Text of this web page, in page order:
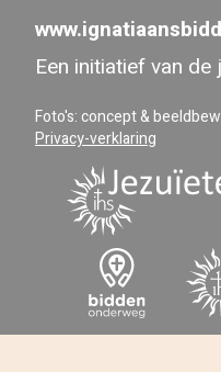
Een initiatief van de
Foto's: concept &
Privacy-verklaring